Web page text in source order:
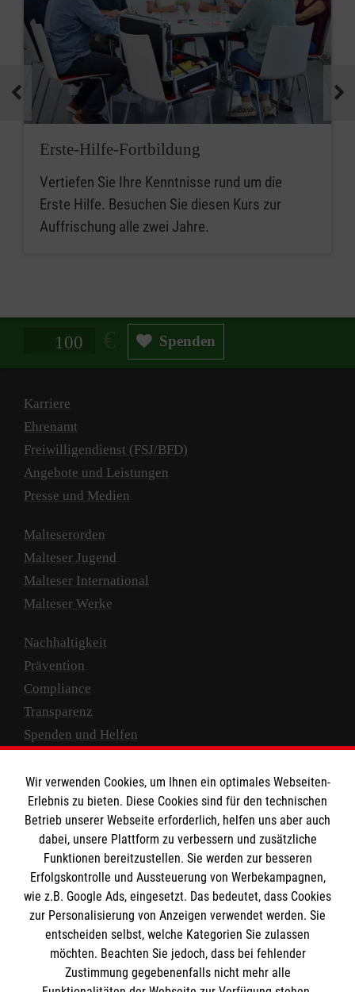
Erste-Hilfe-Fortbildung
Vertiefen Sie Ihre Kenntnisse rund um die
Erste Hilfe. Besuchen Sie diesen Kurs zur
Auffrischung alle zwei Jahre.
Spendenbetrag in Euro Spenden
Karriere
Ehrenamt
Freiwilligendienst (FSJ/BFD)
Angebote und Leistungen
Presse und Medien
Malteserorden
Malteser Jugend
Malteser International
Malteser Werke
Nachhaltigkeit
Prävention
Compliance
Transparenz
Spenden und Helfen
Empfänger: Malteser Hilfsdienst e.V.
IBAN: DE10 3706 0120 1201 2000 12
BIC: GENODED 1PA7
Wir verwenden Cookies, um Ihnen ein optimales Webseiten-
Erlebnis zu bieten. Diese Cookies sind für den technischen
Betrieb unserer Webseite erforderlich, helfen uns aber auch
dabei, unsere Plattform zu verbessern und zusätzliche
Funktionen bereitzustellen. Sie werden zur besseren
Erfolgskontrolle und Aussteuerung von Werbekampagnen,
wie z.B. Google Ads, eingesetzt. Das bedeutet, dass Cookies
zur Personalisierung von Anzeigen verwendet werden. Sie
entscheiden selbst, welche Kategorien Sie zulassen
möchten. Beachten Sie jedoch, dass bei fehlender
Zustimmung gegebenenfalls nicht mehr alle